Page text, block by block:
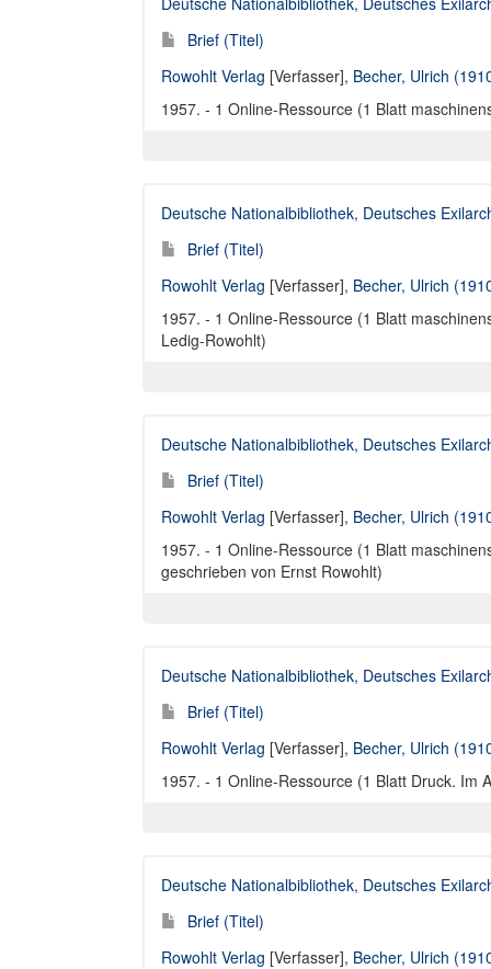
Brief (Titel)
Rowohlt Verlag [Verfasser], Becher, Ulrich
1957. - 1 Online-Ressource (1 Blatt
Deutsche Nationalbibliothek, Deutsches
Brief (Titel)
Rowohlt Verlag [Verfasser], Becher, Ulrich
1957. - 1 Online-Ressource (1 Blatt
Ledig-Rowohlt)
Deutsche Nationalbibliothek, Deutsches
Brief (Titel)
Rowohlt Verlag [Verfasser], Becher, Ulrich
1957. - 1 Online-Ressource (1 Blatt
geschrieben von Ernst Rowohlt)
Deutsche Nationalbibliothek, Deutsches
Brief (Titel)
Rowohlt Verlag [Verfasser], Becher, Ulrich
1957. - 1 Online-Ressource (1 Blatt Druck. Im
Deutsche Nationalbibliothek, Deutsches
Brief (Titel)
Rowohlt Verlag [Verfasser], Becher, Ulrich